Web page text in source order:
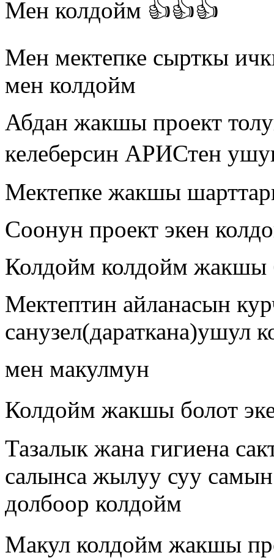
Мен колдойм 👍👍👍
Мен мектепке сырткы
мен колдойм
Абдан жакшы проект
келеберсин АРИСтен
Мектепке жакшы
Соонун проект экен
Колдойм колдойм жакшы
Мектептин айланасын
санузел(дараткана)ушул
мен макулмун
Колдойм жакшы болот
Тазалык жана гигиена
салынса жылуу суу
долбоор колдойм
Макул колдойм жакшы